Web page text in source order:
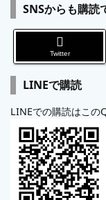
SNSからも購読
Twitter
LINEで購読
LINEでの購読はこの